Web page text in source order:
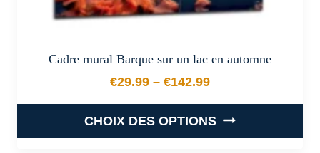
Cadre mural Barque sur un lac en automne
€29.99 – €142.99
Plage de prix : €29.99 à
CHOIX DES OPTIONS